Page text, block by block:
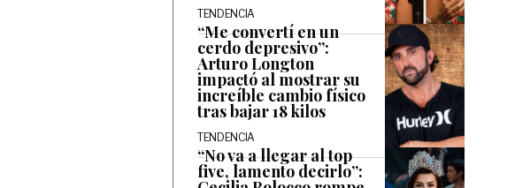
TENDENCIA
“Me convertí en un
cerdo depresivo”:
Arturo Longton
impactó al mostrar su
increíble cambio físico
tras bajar 18 kilos
TENDENCIA
“No va a llegar al top
five, lamento decirlo”: